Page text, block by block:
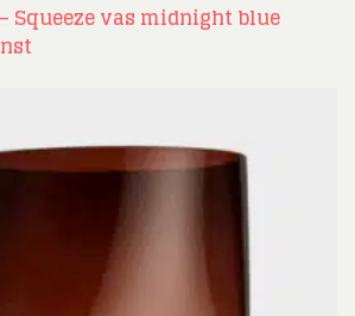
Squeeze vas midnight blue